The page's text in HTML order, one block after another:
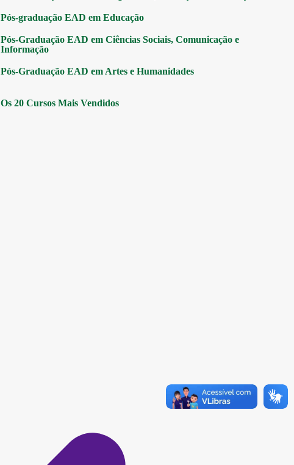
Pós-graduação EAD em Educação
Pós-Graduação EAD em Ciências Sociais, Comunicação e
Informação
Pós-Graduação EAD em Artes e Humanidades
Os 20 Cursos Mais Vendidos